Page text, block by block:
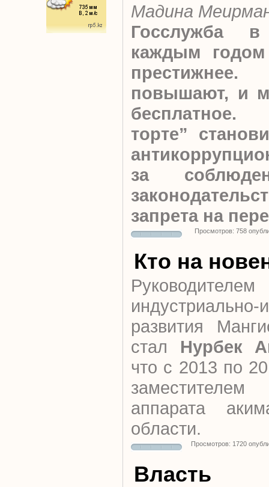
Мадина
Госслужба
каждым годом
повышают, и
торте”
за
запрета на
Просмотров: 758
Кто на
индустриально-
развития
стал Нурбек
что с 2013 по
аппарата
области.
Просмотров: 1720
Власть